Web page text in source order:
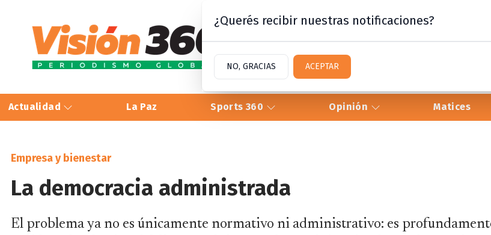
Actualidad La Paz Sports 360 Opinión Matices
Empresa y bienestar
La democracia administrada
El problema ya no es únicamente normativo ni administrativo: es
¿Querés recibir nuestras notificaciones?
NO, GRACIAS ACEPTAR